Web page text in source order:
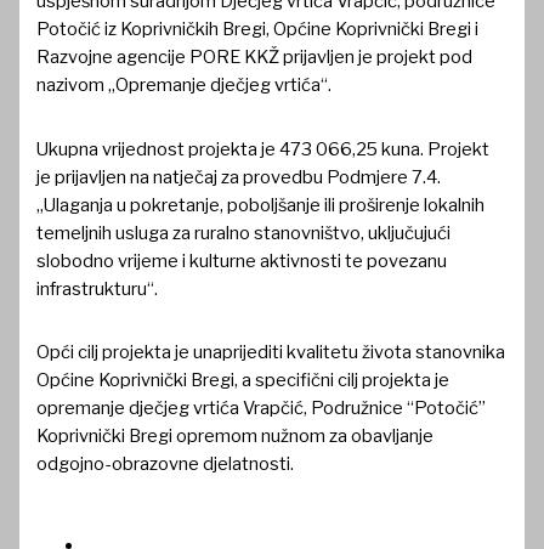
Potočić iz Koprivničkih Bregi, Općine Koprivnički Bregi i
Razvojne agencije PORE KKŽ prijavljen je projekt pod
nazivom „Opremanje dječjeg vrtića“.
Ukupna vrijednost projekta je 473 066,25 kuna. Projekt
je prijavljen na natječaj za provedbu Podmjere 7.4.
„Ulaganja u pokretanje, poboljšanje ili proširenje lokalnih
temeljnih usluga za ruralno stanovništvo, uključujući
slobodno vrijeme i kulturne aktivnosti te povezanu
infrastrukturu“.
Opći cilj projekta je unaprijediti kvalitetu života stanovnika
Općine Koprivnički Bregi, a specifični cilj projekta je
opremanje dječjeg vrtića Vrapčić, Podružnice “Potočić”
Koprivnički Bregi opremom nužnom za obavljanje
odgojno-obrazovne djelatnosti.